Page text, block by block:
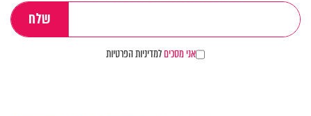
אני מסכיםלמדיניות הפרטיות